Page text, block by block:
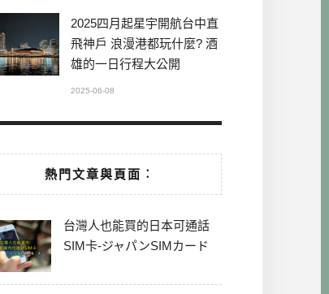
2025四月起星宇開航台中直
飛神戶 浪漫港都玩什麼? 酒
雄的一日行程大公開
2025-06-08
熱門文章與頁面︰
台灣人也能買的日本可通話
SIM卡-ジャパンSIMカード